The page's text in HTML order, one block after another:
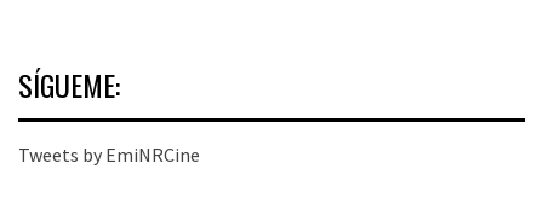
SÍGUEME:
Tweets by EmiNRCine